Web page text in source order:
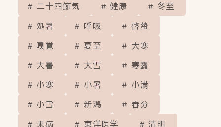
二十四節気 健康 冬至
処暑 呼吸 啓蟄
嗅覚 夏至 大寒
大暑 大雪 寒露
小寒 小暑 小満
小雪 新潟 春分
未病 東洋医学 清明